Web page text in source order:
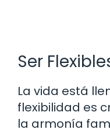
Ser
La vida está
flexibilidad es
la armonía